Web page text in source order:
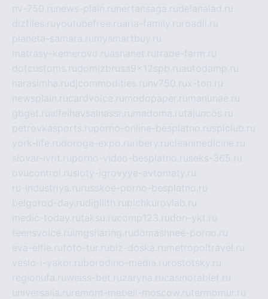
nv-750.ru news-plain.ru nertansaga.rudelanalad.ru
dizfiles.ruyoutubefree.ruaria-family.ru roadli.ru
planeta-samara.ru mysmartbuy.ru
matrasy-kemerovo.ruashanet.rutrade-farm.ru
dotcustoms.rudomizbrusa9x12spb.ruautodamp.ru
narasimha.rudjcommodities.ru nv750.rux-ton.ru
newsplain.rucardvoice.ru modopaper.ru manunae.ru
gbget.rualfeihavsalnassr.ru madoma.rutajuncos.ru
petrovkasports.ruporno-online-besplatno.rusplclub.ru
york-life.rudoroga-expo.ru ribery.rucleanmedicine.ru
slovar-ivrit.ruporno-video-besplatno.ruseks-365.ru
ovucontrol.rusloty-igrovyye-avtomaty.ru
ru-industriya.ru russkoe-porno-besplatno.ru
belgorod-day.rudigilith.rupichkurovlab.ru
medic-today.rutaksu.rucomp123.rudon-ykt.ru
teensvoice.ru imgsharing.rudomashnee-porno.ru
eva-elfie.rufoto-tur.rubiz-doska.ru metropoltravel.ru
veslo-i-yakor.ruborodino-media.ru rostotsky.ru
regionufa.ruweiss-bet.ruzaryna.rucasinotablet.ru
universalia.ru remont-mebeli-moscow.rutermomur.ru